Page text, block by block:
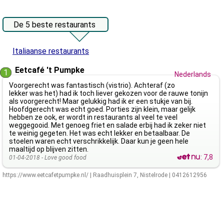
De 5 beste restaurants
Italiaanse restaurants
1 Eetcafé 't Pumpke
Nederlands
Voorgerecht was fantastisch (vistrio). Achteraf (zo
lekker was het) had ik toch liever gekozen voor de rauwe tonijn
als voorgerecht! Maar gelukkig had ik er een stukje van bij.
Hoofdgerecht was echt goed. Porties zijn klein, maar gelijk
hebben ze ook, er wordt in restaurants al veel te veel
weggegooid. Met genoeg friet en salade erbij had ik zeker niet
te weinig gegeten. Het was echt lekker en betaalbaar. De
stoelen waren echt verschrikkelijk. Daar kun je geen hele
maaltijd op blijven zitten.
01-04-2018 - Love good food : 7,8
https://www.eetcafetpumpke.nl/ Raadhuisplein 7, Nistelrode 0412612956